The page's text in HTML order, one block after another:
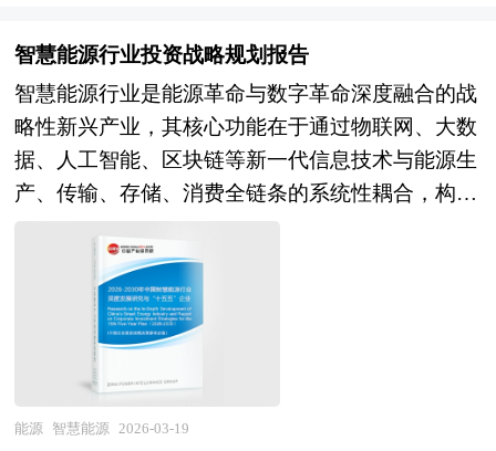
了水务行业投资的持续增长。 本研究咨询报告由
中研普华咨询公司领衔撰写，在大量周密的市场调
研基础上，主要依据了国家统计局、国家工信部、
国家农业农村部、国家水利部、国家市场监管总
局、国家发改委、国务院发展研究中心、中国水利
企业协会、中国水利工程协会、中国行业研究网、
全国及海外多种相关报刊杂志以及专业研究机构公
布和提供的大量资料，对中国节水灌溉及各子行业
的发展状况、相关行业发展状况、市场供需形势、
新产品与技术等进行了分析，并重点分析了中国节
水灌溉行业发展状况和特点，以及中国节水灌溉行
业将面临的挑战、企业的发展策略等。报告还对全
市延伸。随着“西部大开发”“乡村振兴”等战略推
进，中西部地区城市化率提升，生活垃圾产生量增
长，传统填埋设施难以满足处理需求，为垃圾发电
项目提供了市场空间。同时，国家政策对中西部环
保基础设施建设的倾斜，以及东部地区技术与经验
本研究咨询报告由中研普华咨询公司领衔撰写，在
大量周密的市场调研基础上，主要依据了国 家统
计局、国家工信部、国家生态环境部、国家能源
局、中国环境保护产业协会、中国循环经济协
会、中国行业研究网、全国及海外多种相关报刊杂
志以及专业研究机构公布和提供的大量资料，对
燃料成为破解进口依赖、提升能源自主可控能力的
源装机规模已居世界首位，但“弃风弃光”问题依然
突出，绿色燃料为过剩绿电提供了非电化利用路径
——通过电解水制氢、再合成甲醇或氨等液体燃
料，实现能源的高效储存与跨区域输送，将西部丰
富的风光资源转化为可运输、可交易的高价值能源
产品，有效打通“绿电—绿氢—绿色燃料”的产业闭
环。 政策层面，国家能源局已召开专题会议系统
谋划产业发展，提出“系统谋划、试点先行、创新
引领”五项要求，推动绿色燃料从地方探索迈向国
家统筹的规模化发展新阶段。尽管当前绿氢、绿色
甲醇等燃料的生产成本仍高于传统燃料，经济性尚
智慧能源行业投资战略规划报告
智慧能源行业是能源革命与数字革命深度融合的战
略性新兴产业，其核心功能在于通过物联网、大数
据、人工智能、区块链等新一代信息技术与能源生
产、传输、存储、消费全链条的系统性耦合，构建
源生态系统，实现能源系统效率提升、成本优化、
安全可靠与绿色低碳的多重目标。从产业范畴来
看，智慧能源行业涵盖智慧能源生产（智能电厂、
智慧油田、数字化煤矿、分布式可再生能源智能管
控），智慧能源网络（智能电网、智慧热网、智能
油气管网、综合能源管廊），智慧能源存储（电化
能源 智慧能源 2026-03-19